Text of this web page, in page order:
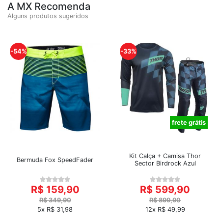
A MX Recomenda
Alguns produtos sugeridos
-54%
Bermuda Fox SpeedFader
R$ 159,90
R$ 349,90
5x R$ 31,98
-33%
frete grátis
Kit Calça + Camisa Thor
Sector Birdrock Azul
R$ 599,90
R$ 899,90
12x R$ 49,99